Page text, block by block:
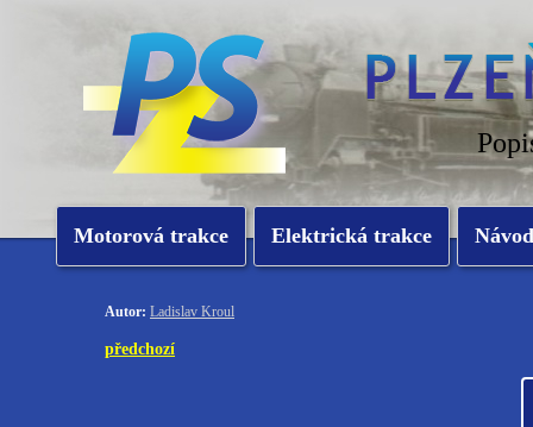
Motorová trakce Elektrická trakce
Autor: Ladislav Kroul
předchozí